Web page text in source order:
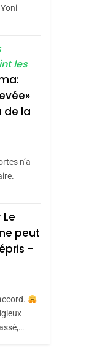
Plus
Le
les
de la
n’a
Le
peut
–